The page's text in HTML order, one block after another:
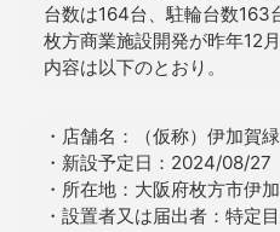
台数は164台、駐輪台数163
枚方商業施設開発が昨年12
内容は以下のとおり。
・店舗名：（仮称）伊加賀
・新設予定日：2024/08/27
・所在地：大阪府枚方市伊
・設置者又は届出者：特定